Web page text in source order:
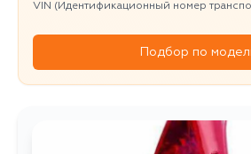
VIN (Идентификационный номер
Подбор по